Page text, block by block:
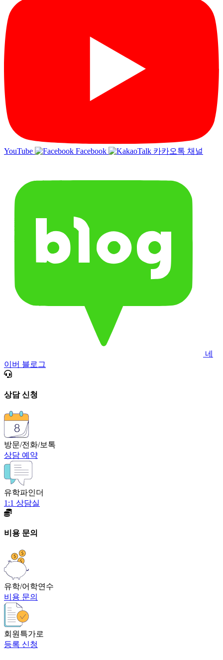
YouTube Facebook 카카오톡 채널
네
이버 블로그
상담 신청
방문/전화/보톡
상담 예약
유학파인더
1:1 상담실
비용 문의
유학/어학연수
비용 문의
회원특가로
등록 신청